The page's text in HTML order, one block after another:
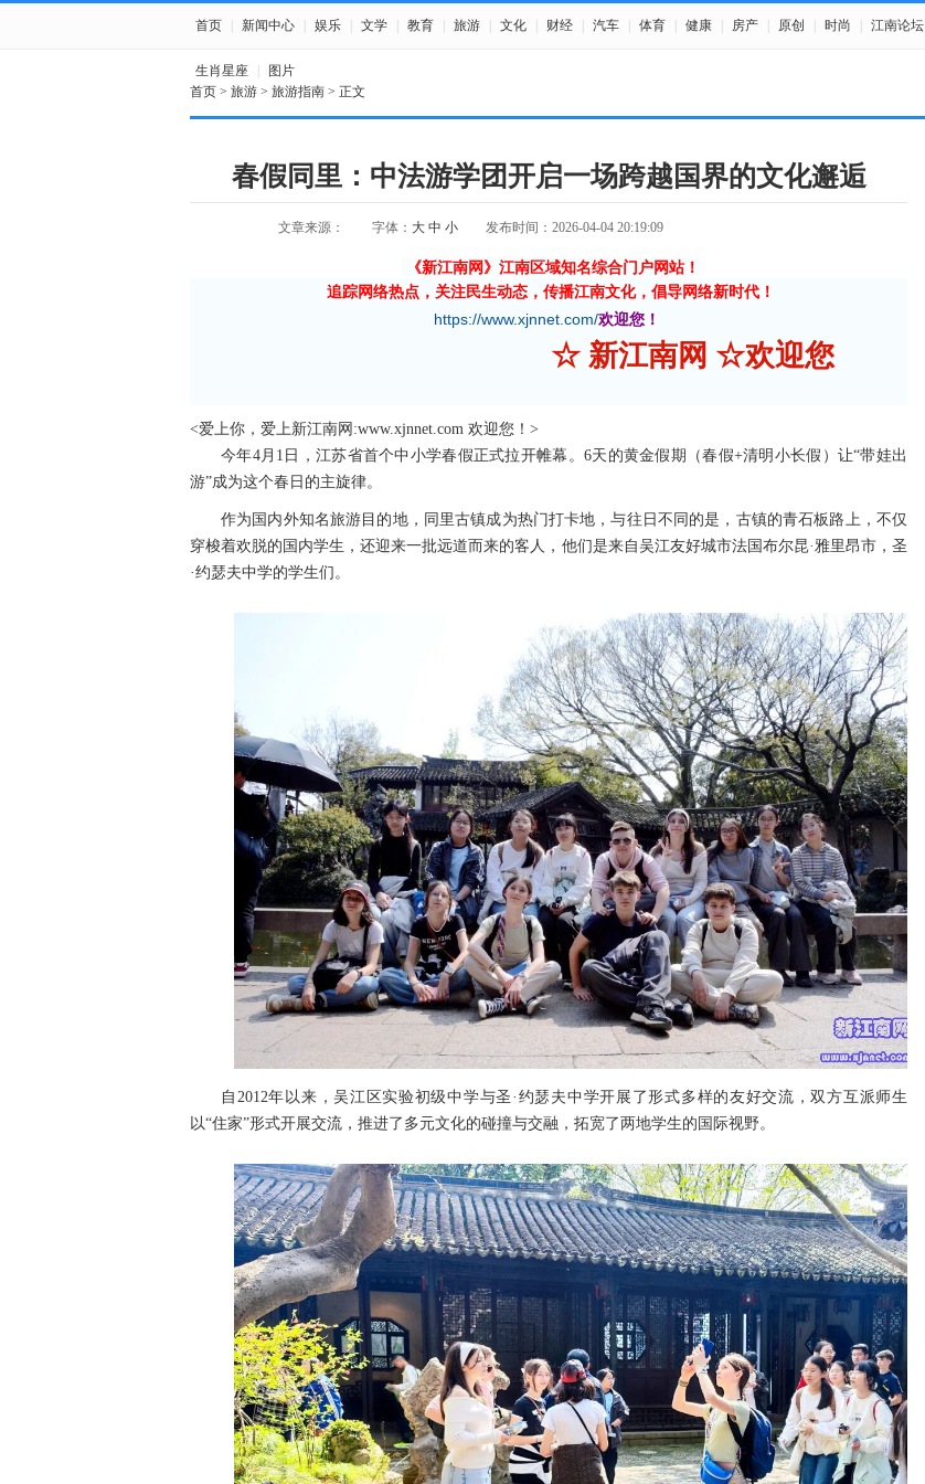
首页 新闻中心 娱乐 文学 教育 旅游 文化 财经 汽车 体育 健康 房产 原创 时尚 江南论坛
生肖星座 图片
首页 > 旅游 > 旅游指南 > 正文
春假同里：中法游学团开启一场跨越国界的文化邂逅
文章来源： 字体： 大 中 小 发布时间：2026-04-04 20:19:09
《新江南网》江南区域知名综合门户网站！
追踪网络热点，关注民生动态，传播江南文化，倡导网络新时代！
https://www.xjnnet.com/欢迎您！
☆ 新江南网 ☆欢迎您
<爱上你，爱上新江南网:www.xjnnet.com 欢迎您！>
今年4月1日，江苏省首个中小学春假正式拉开帷幕。6天的黄金假期（春假+清明小长假）让“带娃出
游”成为这个春日的主旋律。
作为国内外知名旅游目的地，同里古镇成为热门打卡地，与往日不同的是，古镇的青石板路上，不仅
穿梭着欢脱的国内学生，还迎来一批远道而来的客人，他们是来自吴江友好城市法国布尔昆·雅里昂市，圣
·约瑟夫中学的学生们。
自2012年以来，吴江区实验初级中学与圣·约瑟夫中学开展了形式多样的友好交流，双方互派师生
以“住家”形式开展交流，推进了多元文化的碰撞与交融，拓宽了两地学生的国际视野。